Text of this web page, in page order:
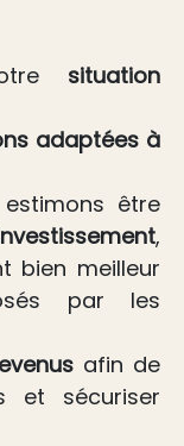
situation
adaptées à
être
,
bien meilleur
par les
afin de
et sécuriser